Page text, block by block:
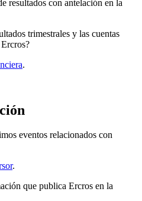
resultados con antelación en la
trimestrales y las cuentas
.
eventos relacionados con
.
que publica Ercros en la